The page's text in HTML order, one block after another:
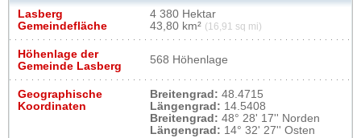
Lasberg
Gemeindefläche
4 380 Hektar
43,80 km² (16,91 sq mi)
Höhenlage der
Gemeinde Lasberg
568 Höhenlage
Geographische
Koordinaten
Breitengrad: 48.4715
Längengrad: 14.5408
Breitengrad: 48° 28' 17'' Norden
Längengrad: 14° 32' 27'' Osten